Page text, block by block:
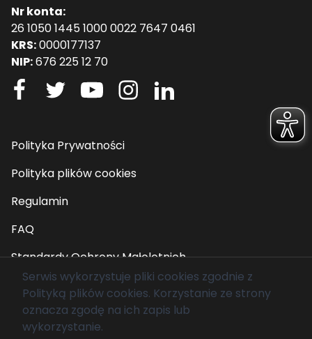
Nr konta:
26 1050 1445 1000 0022 7647 0461
KRS:0000177137
NIP:676 225 12 70
Polityka Prywatności
Polityka plików cookies
Regulamin
FAQ
Standardy Ochrony Małoletnich
© 2026 Fundacja Mam Marzenie. Wszelkie prawa
zastrzeżone.
Serwis wykorzystuje pliki cookies zgodnie z
Polityką plików cookies. Korzystanie ze strony
oznacza zgodę na ich zapis lub
wykorzystanie.